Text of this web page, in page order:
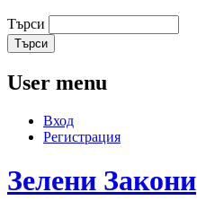
Търси
User menu
Вход
Регистрация
Зелени Закони